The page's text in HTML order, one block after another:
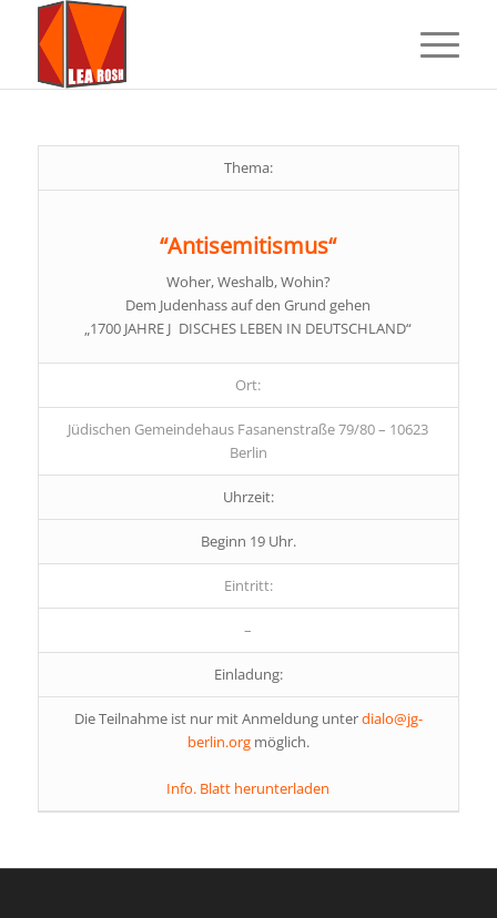
Thema:
“Antisemitismus“
Woher, Weshalb, Wohin?
Dem Judenhass auf den Grund gehen
„1700 JAHRE J DISCHES LEBEN IN DEUTSCHLAND“
Ort:
Jüdischen Gemeindehaus Fasanenstraße 79/80 – 10623
Berlin
Uhrzeit:
Beginn 19 Uhr.
Eintritt:
–
Einladung:
Die Teilnahme ist nur mit Anmeldung unterdialo@jg-
berlin.orgmöglich.
Info. Blatt herunterladen